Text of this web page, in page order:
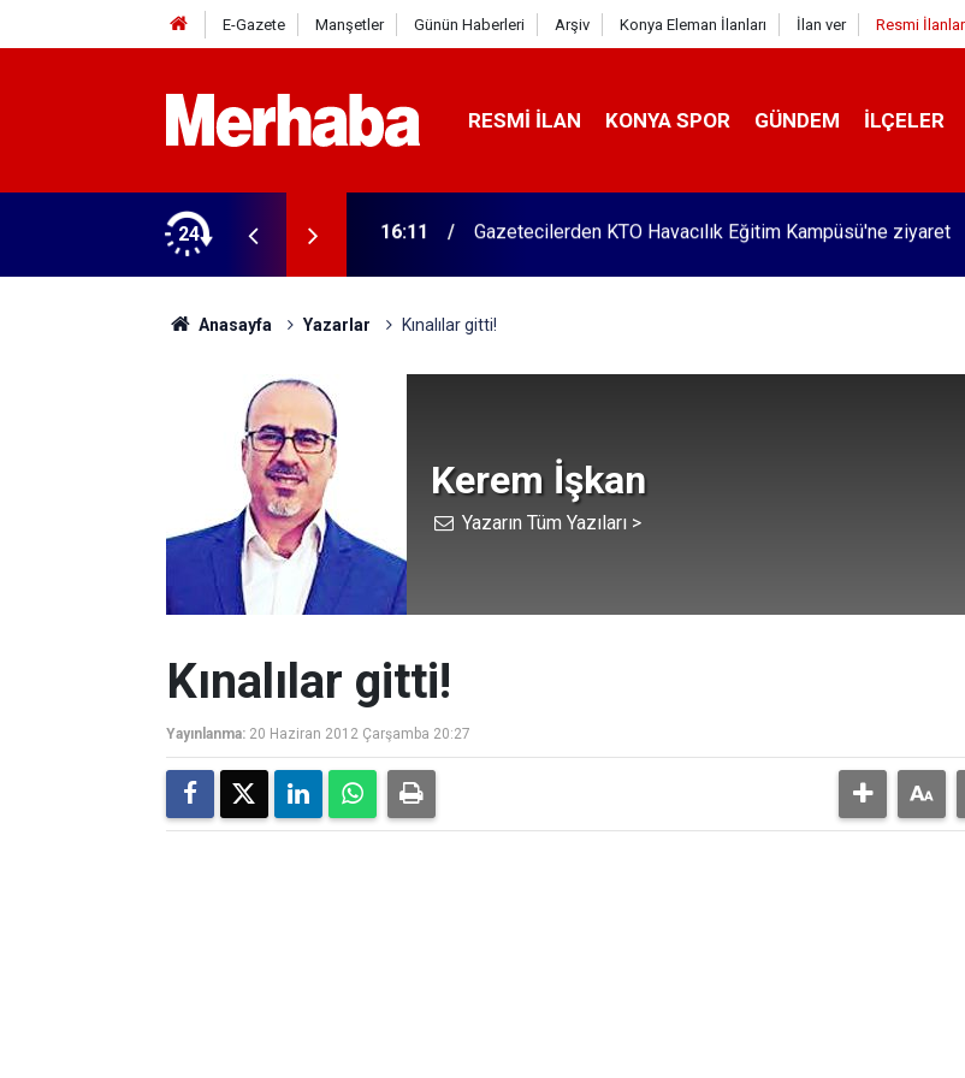
E-Gazete Manşetler Günün Haberleri Arşiv Konya Eleman İlanları İlan ver Resmi İlanlar
RESMI İLAN KONYA SPOR GÜNDEM İLÇELER
24
Kampüsü'ne ziyaret 15:45 Başkan Pekyatırmacı’dan esnaf ziyareti
Anasayfa Yazarlar Kınalılar gitti!
Kerem İşkan
Yazarın Tüm Yazıları >
Kınalılar gitti!
Yayınlanma: 20 Haziran 2012 Çarşamba 20:27